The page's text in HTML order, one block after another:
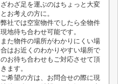
ざわざ足を運ぶのはちょっと大変
とお考えの方に。
弊社では空室物件でしたら全物件
現地待ち合わせ可能です。
また物件の場所がわかりにくい場
合はお近くのわかりやすい場所で
のお待ち合わせもご対応させて頂
きます。
ご希望の方は、お問合せの際に現